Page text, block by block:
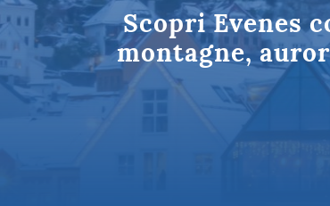
Scopri Evenes
montagne,